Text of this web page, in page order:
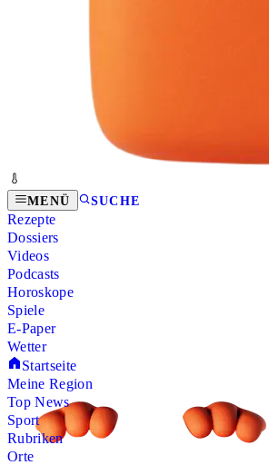
MENÜ SUCHE
Rezepte
Dossiers
Videos
Podcasts
Horoskope
Spiele
E-Paper
Wetter
Startseite
Meine Region
Top News
Sport
Rubriken
Orte